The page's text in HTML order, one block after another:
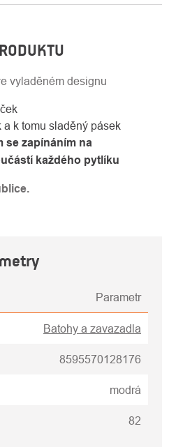
vyladěném designu
a k tomu sladěný pásek
se zapínáním na
každého pytlíku
Parametr
Batohy a zavazadla
8595570128176
modrá
82